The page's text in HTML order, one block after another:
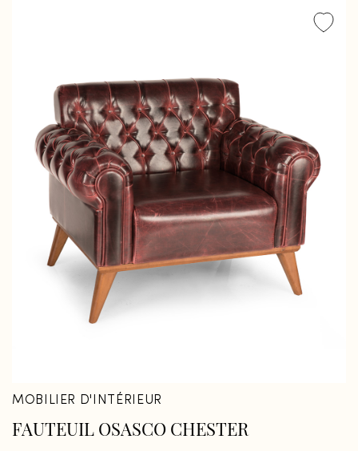
MOBILIER D'INTÉRIEUR
FAUTEUIL OSASCO CHESTER